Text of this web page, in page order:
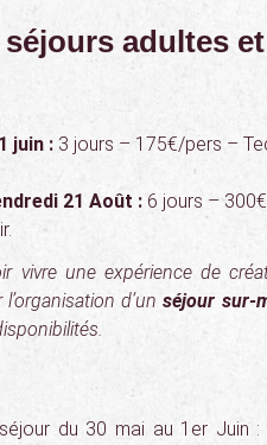
adultes
juin : 3 jours – 175€/pers –
21 Août : 6 jours –
vivre une expérience de
l’organisation d’unséjour sur-
du 30 mai au 1er Juin :